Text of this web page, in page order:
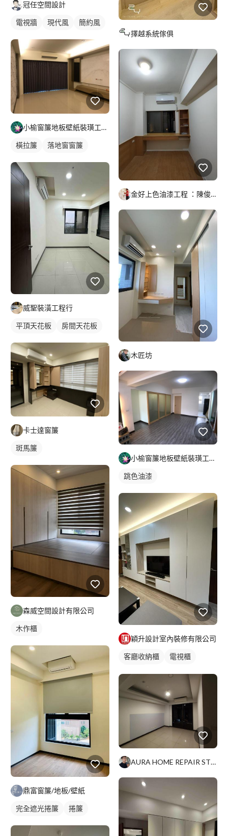
冠任空間設計
電視牆 現代風 簡約風
小榆窗簾地板壁紙裝璜工廠/山辰室內設計
橫拉簾 落地窗窗簾
威聖裝潢工程行
平頂天花板 房間天花板
卡士達窗簾
斑馬簾
森威空間設計有限公司
木作櫃
鼎富窗簾/地板/壁紙
完全遮光捲簾 捲簾
擇越系統傢俱
金好上色油漆工程 ：陳俊義
木匠坊
小榆窗簾地板壁紙裝璜工廠/山辰室內設計
跳色油漆
穎升設計室內裝修有限公司
客廳收納櫃
電視櫃
AURA HOME REPAIR STUDIO